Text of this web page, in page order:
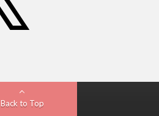
Back to Top